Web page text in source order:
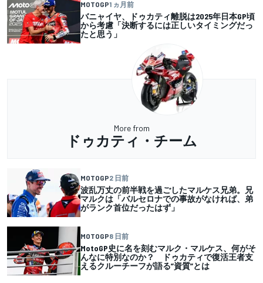
MOTOGP1 ヵ月前
バニャイヤ、ドゥカティ離脱は2025年日本GP頃
から考慮「決断するには正しいタイミングだっ
たと思う」
More from
ドゥカティ・チーム
MOTOGP2 日前
波乱万丈の前半戦を過ごしたマルケス兄弟。兄
マルクは「バルセロナでの事故がなければ、弟
がランク首位だったはず」
MOTOGP8 日前
MotoGP史に名を刻むマルク・マルケス、何がそ
んなに特別なのか？ ドゥカティで復活王者支
えるクルーチーフが語る”資質”とは